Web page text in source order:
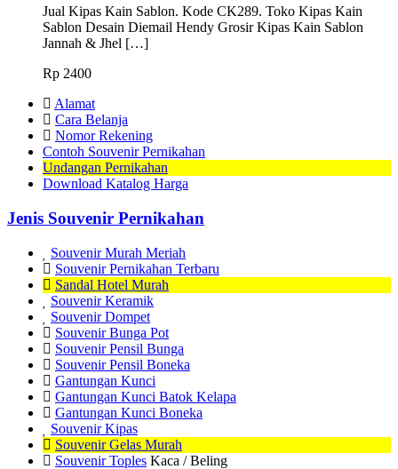
Jual Kipas Kain Sablon. Kode CK289. Toko Kipas Kain
Sablon Desain Diemail Hendy Grosir Kipas Kain Sablon
Jannah & Jhel […]
Rp 2400
Alamat
Cara Belanja
Nomor Rekening
Contoh Souvenir Pernikahan
Undangan Pernikahan
Download Katalog Harga
Jenis Souvenir Pernikahan
Souvenir Murah Meriah
Souvenir Pernikahan Terbaru
Sandal Hotel Murah
Souvenir Keramik
Souvenir Dompet
Souvenir Bunga Pot
Souvenir Pensil Bunga
Souvenir Pensil Boneka
Gantungan Kunci
Gantungan Kunci Batok Kelapa
Gantungan Kunci Boneka
Souvenir Kipas
Souvenir Gelas Murah
Souvenir Toples Kaca / Beling